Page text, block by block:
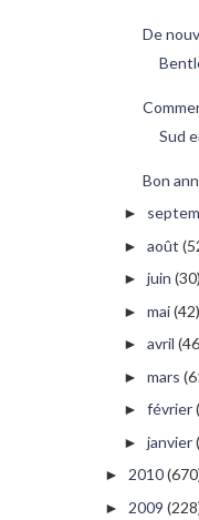
De
Sud
Bon
►
► août
► juin (30)
► mai(42)
► avril
► mars
► février
► janvier
► 2010
► 2009